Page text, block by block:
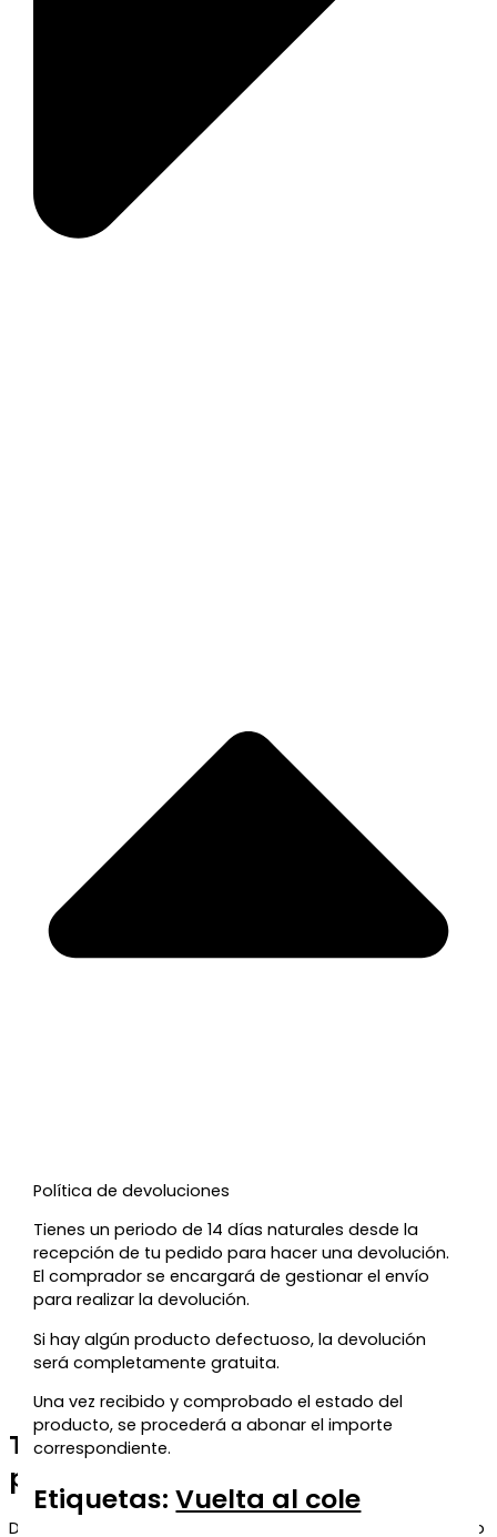
Política de devoluciones
Tienes un periodo de 14 días naturales desde la
recepción de tu pedido para hacer una devolución.
El comprador se encargará de gestionar el envío
para realizar la devolución.
Si hay algún producto defectuoso, la devolución
será completamente gratuita.
Una vez recibido y comprobado el estado del
producto, se procederá a abonar el importe
correspondiente.
Etiquetas:Vuelta al cole
Te regalamos un 5% de descuento
para tu próxima compra
Déjanos tu correo y te enviaremos el código de descuento